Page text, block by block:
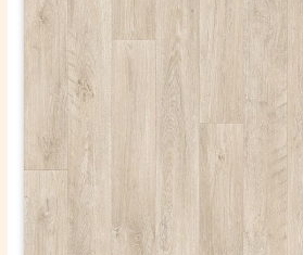
ОТПРАВИТЬ
Ваши данные не будут переданы
Ваши данные не будут
Ваши данные не будут